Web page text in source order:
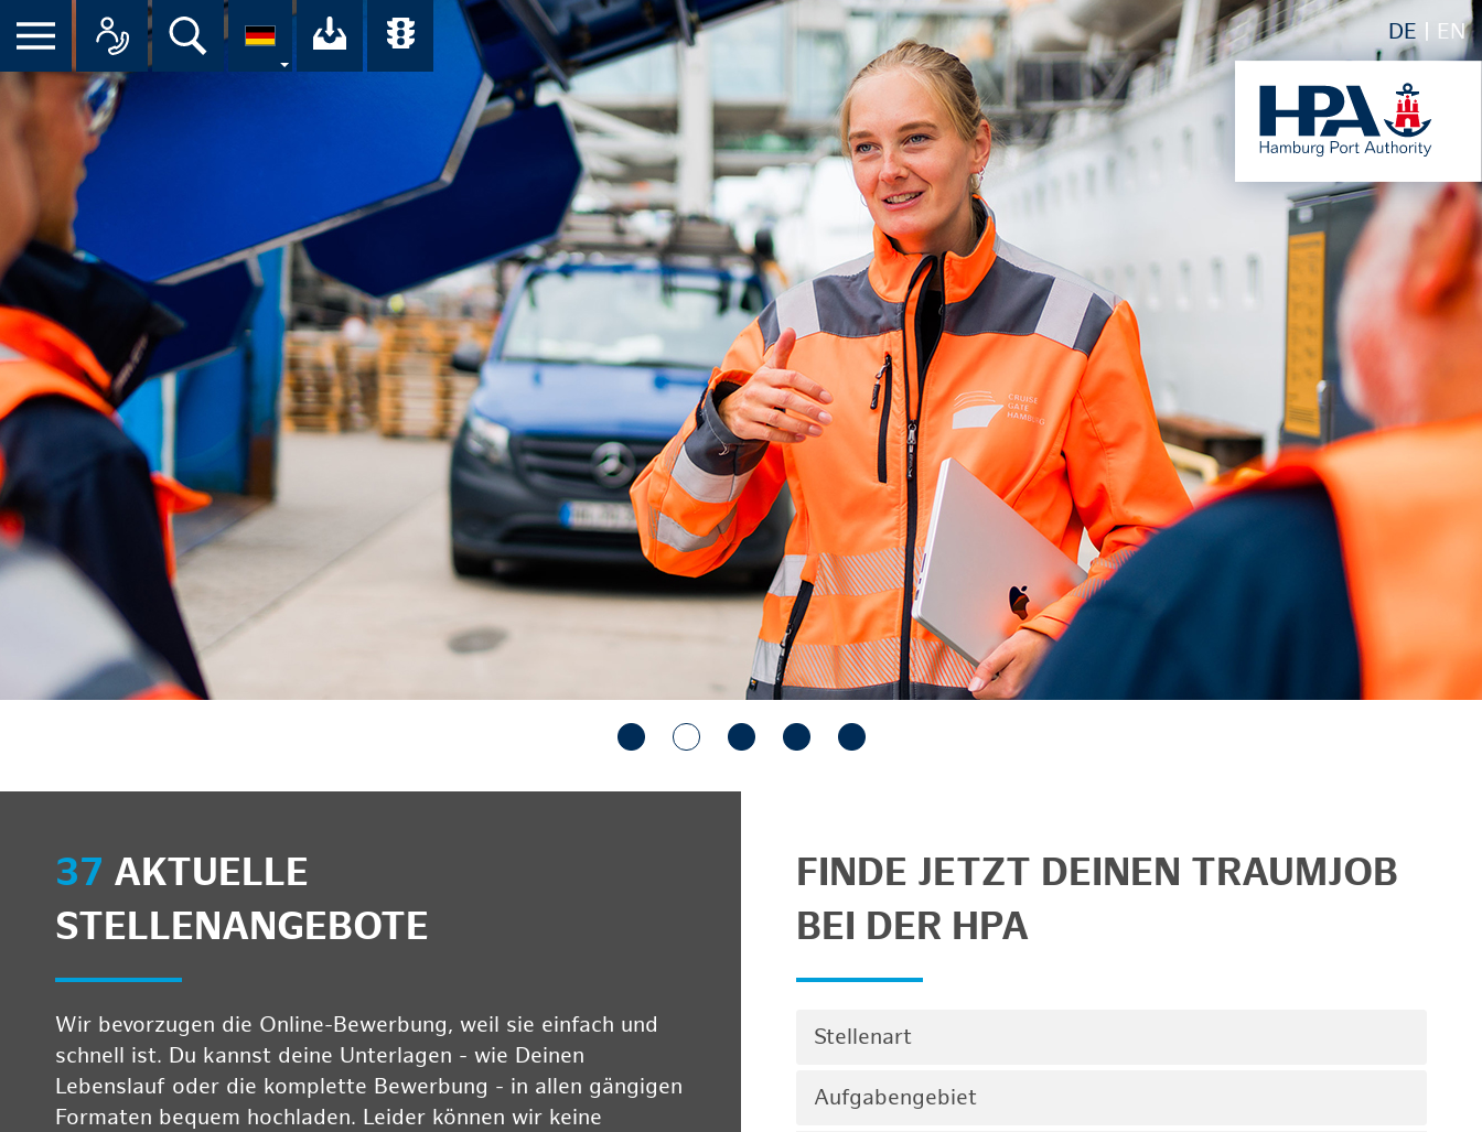
DE EN
Suche Ihr Download-Center der HPA
Übersicht aller Verkehrsmeldungen im Hafen am
37 AKTUELLE
STELLENANGEBOTE
Wir bevorzugen die Online-Bewerbung, weil sie einfach und
schnell ist. Du kannst deine Unterlagen - wie Deinen
Lebenslauf oder die komplette Bewerbung - in allen gängigen
Formaten bequem hochladen. Leider können wir keine
FINDE JETZT DEINEN TRAUMJOB
BEI DER HPA
Stellenart
Aufgabengebiet